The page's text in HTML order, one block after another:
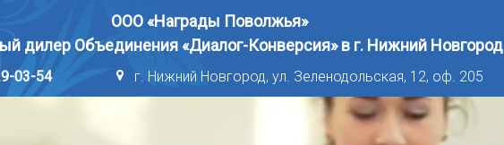
ООО «Награды Поволжья»
дилер Объединения «Диалог-Конверсия» в г. Нижний Новгород
03-54 г. Нижний Новгород, ул. Зеленодольская, 12, оф. 205